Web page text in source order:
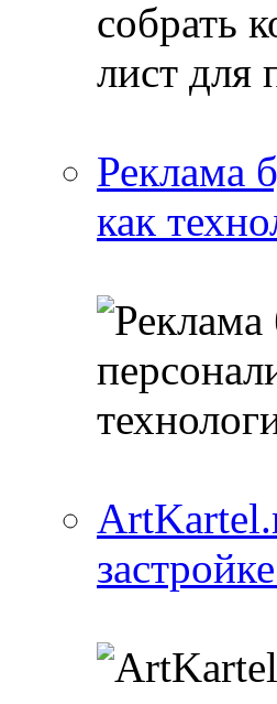
Реклама
как